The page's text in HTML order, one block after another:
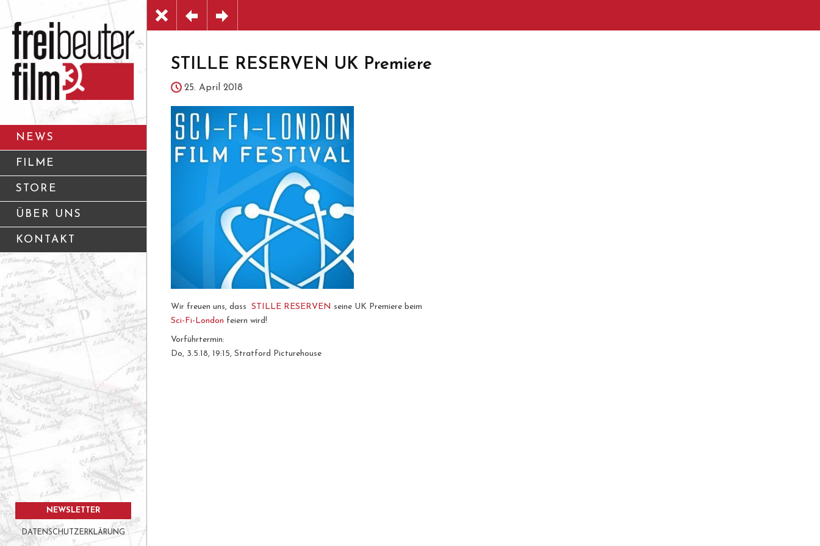
NEWS
FILME
STORE
ÜBER UNS
KONTAKT
NEWSLETTER
DATENSCHUTZERKLÄRUNG
STILLE RESERVEN UK Premiere
25. April 2018
Wir freuen uns, dass STILLE RESERVEN seine UK Premiere beim
Sci-Fi-London feiern wird!
Vorführtermin:
Do, 3.5.18, 19:15, Stratford Picturehouse